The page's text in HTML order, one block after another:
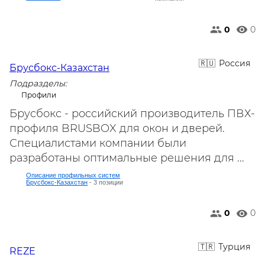
0 0
Россия
Брусбокс-Казахстан
Подразделы:
Профили
Брусбокс - российский производитель ПВХ-
профиля BRUSBOX для окон и дверей.
Специалистами компании были
разработаны оптимальные решения для ...
Описание профильных систем
Брусбокс-Казахстан - 3 позиции
0 0
Турция
REZE